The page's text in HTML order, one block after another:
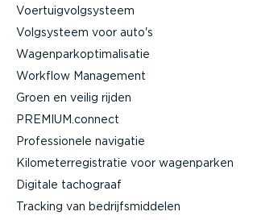
Voertuig­volg­systeem
Volgsysteem voor auto's
Wagen­par­kop­ti­ma­li­satie
Workflow Management
Groen en veilig rijden
PREMIUM.connect
Profes­si­onele navigatie
Kilome­ter­re­gi­stratie voor wagenparken
Digitale tachograaf
Tracking van bedrijfs­mid­delen